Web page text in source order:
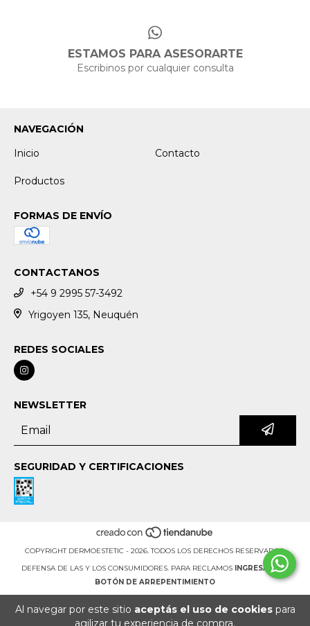
Al navegar por este sitio aceptás el uso de cookiespara
agilizar tu experiencia de compra.
ESTAMOS PARA ASESORARTE
Escribinos por cualquier consulta
NAVEGACIÓN
Inicio
Contacto
Productos
FORMAS DE ENVÍO
CONTACTANOS
+54 9 2995 57-3492
Yrigoyen 135, Neuquén
REDES SOCIALES
NEWSLETTER
SEGURIDAD Y CERTIFICACIONES
COPYRIGHT DERMOESTETIC - 2026. TODOS LOS DERECHOS RESERVADOS.
DEFENSA DE LAS Y LOS CONSUMIDORES. PARA RECLAMOS INGRESÁ ACÁ.
BOTÓN DE ARREPENTIMIENTO